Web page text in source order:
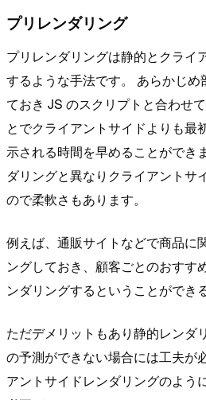
プリレンダリング
プリレンダリングは静的とクライ
するような手法です。 あらかじめ
ておき JS のスクリプトと合わせ
とでクライアントサイドよりも最
示される時間を早めることができ
ダリングと異なりクライアントサ
ので柔軟さもあります。
例えば、通販サイトなどで商品に
ングしておき、顧客ごとのおすす
ンダリングするということができ
ただデメリットもあり静的レンダ
の予測ができない場合には工夫が
アントサイドレンダリングのよう